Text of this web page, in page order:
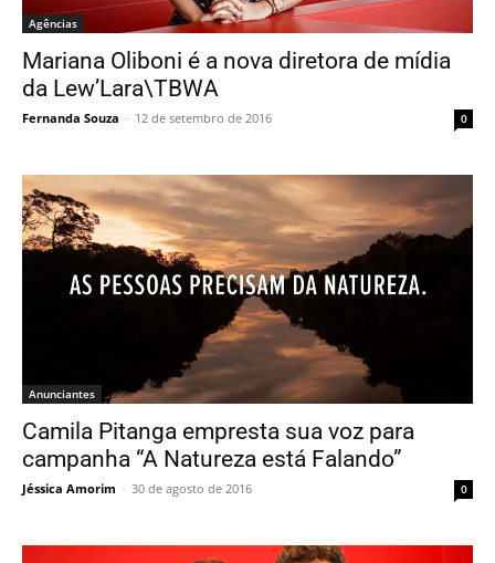
Agências
Mariana Oliboni é a nova diretora de mídia
da Lew’Lara\TBWA
Fernanda Souza - 12 de setembro de 2016 0
Anunciantes
Camila Pitanga empresta sua voz para
campanha “A Natureza está Falando”
Jéssica Amorim - 30 de agosto de 2016 0